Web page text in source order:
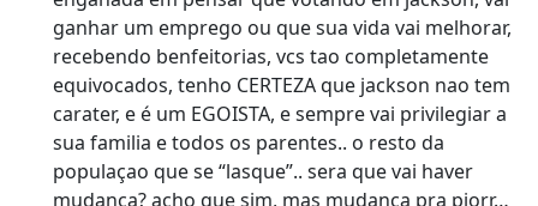
ganhar um emprego ou que sua vida vai melhorar,
recebendo benfeitorias, vcs tao completamente
equivocados, tenho CERTEZA que jackson nao tem
carater, e é um EGOISTA, e sempre vai privilegiar a
sua familia e todos os parentes.. o resto da
populaçao que se “lasque”.. sera que vai haver
mudança? acho que sim, mas mudança pra piorr…